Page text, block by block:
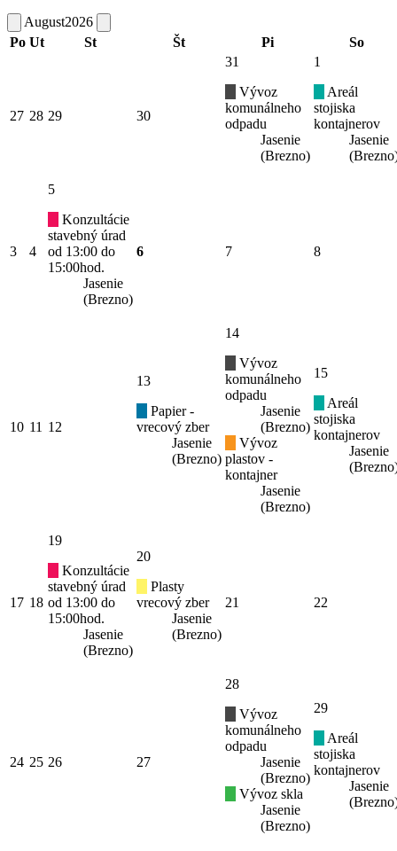
August2026
Po Ut St Št Pi So
27 28 29 30
31
Vývoz
komunálneho
odpadu
Jasenie
(Brezno)
1
Areál
stojiska
kontajnerov
Jasenie
3 4
5
Konzultácie
stavebný úrad
od 13:00 do
15:00hod.
Jasenie
(Brezno)
6 7 8
10 11 12
13
Papier -
vrecový zber
Jasenie
(Brezno)
14
Vývoz
komunálneho
odpadu
Jasenie
(Brezno)
Vývoz
plastov -
kontajner
Jasenie
(Brezno)
15
Areál
stojiska
kontajnerov
Jasenie
17 18
19
Konzultácie
stavebný úrad
od 13:00 do
15:00hod.
Jasenie
(Brezno)
20
Plasty
vrecový zber
Jasenie
(Brezno)
21 22
24 25 26 27
28
Vývoz
komunálneho
odpadu
Jasenie
(Brezno)
Vývoz skla
Jasenie
(Brezno)
29
Areál
stojiska
kontajnerov
Jasenie